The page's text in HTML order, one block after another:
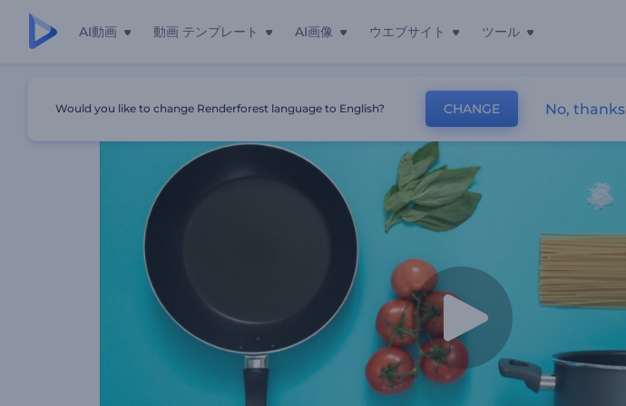
AI動画 動画 テンプレート AI画像 ウエブサイト ツール
Would you like to change Renderforest language to English? CHANGE No, thanks